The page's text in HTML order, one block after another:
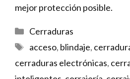
mejor protección posible.
Categorías
Cerraduras
Etiquetas
acceso, blindaje,
cerraduras electrónicas,